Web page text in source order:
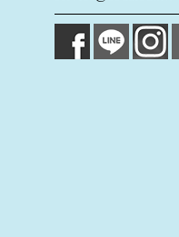
其他除了上述，會保留您
生的相關記錄，包括您使
用的瀏覽器、瀏覽及點選
的瀏覽器予以標示，歸納